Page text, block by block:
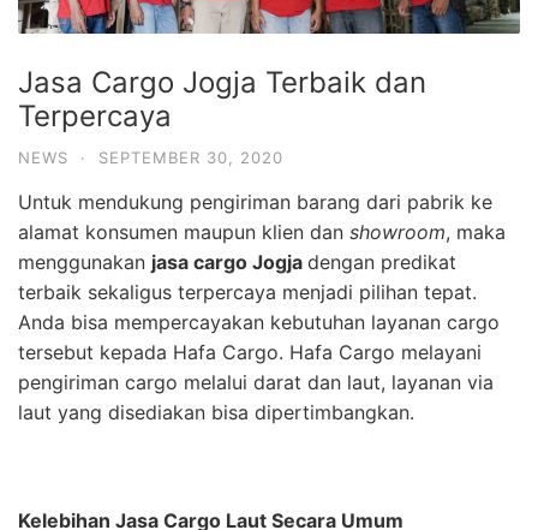
Jasa Cargo Jogja Terbaik dan
Terpercaya
NEWS · SEPTEMBER 30, 2020
Untuk mendukung pengiriman barang dari pabrik ke
alamat konsumen maupun klien dan showroom, maka
menggunakan jasa cargo Jogja dengan predikat
terbaik sekaligus terpercaya menjadi pilihan tepat.
Anda bisa mempercayakan kebutuhan layanan cargo
tersebut kepada Hafa Cargo. Hafa Cargo melayani
pengiriman cargo melalui darat dan laut, layanan via
laut yang disediakan bisa dipertimbangkan.
Kelebihan Jasa Cargo Laut Secara Umum